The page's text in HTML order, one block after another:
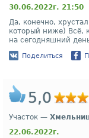
30.06.2022г. 21:50
Да, конечно,
который ниже) Всё,
на сегодняшний
Поделиться
5,0
Участок —
22.06.2022г.